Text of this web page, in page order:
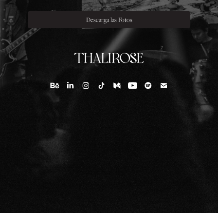
Descarga las Fotos